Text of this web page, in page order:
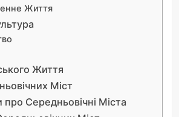
Життя
Життя
Міст
про Середньовічні Міста